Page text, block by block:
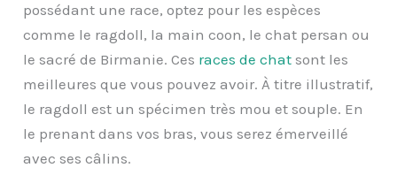
possédant une race, optez pour les espèces
comme le ragdoll, la main coon, le chat persan ou
le sacré de Birmanie. Ces races de chat sont les
meilleures que vous pouvez avoir. À titre illustratif,
le ragdoll est un spécimen très mou et souple. En
le prenant dans vos bras, vous serez émerveillé
avec ses câlins.